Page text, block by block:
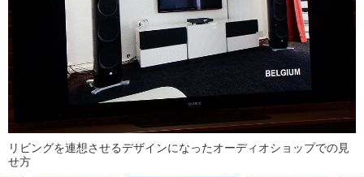
リビングを連想させるデザインになったオーディオショップでの見
せ方